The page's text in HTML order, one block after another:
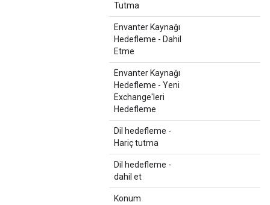
Tutma
Envanter Kaynağı
Hedefleme - Dahil
Etme
Envanter Kaynağı
Hedefleme - Yeni
Exchange'leri
Hedefleme
Dil hedefleme -
Hariç tutma
Dil hedefleme -
dahil et
Konum